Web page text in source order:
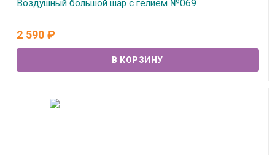
Воздушный большой шар с гелием №069
2 590 ₽